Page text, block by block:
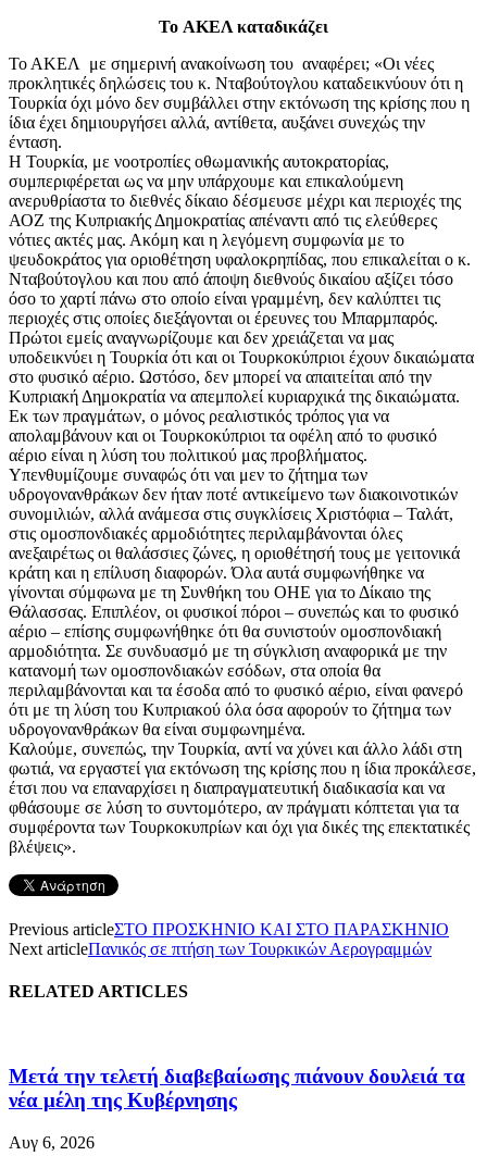
To ΑΚΕΛ καταδικάζει
Το ΑΚΕΛ με σημερινή ανακοίνωση του αναφέρει; «Οι νέες
προκλητικές δηλώσεις του κ. Νταβούτογλου καταδεικνύουν ότι η
Τουρκία όχι μόνο δεν συμβάλλει στην εκτόνωση της κρίσης που η
ίδια έχει δημιουργήσει αλλά, αντίθετα, αυξάνει συνεχώς την
ένταση.
Η Τουρκία, με νοοτροπίες οθωμανικής αυτοκρατορίας,
συμπεριφέρεται ως να μην υπάρχουμε και επικαλούμενη
ανερυθρίαστα το διεθνές δίκαιο δέσμευσε μέχρι και περιοχές της
ΑΟΖ της Κυπριακής Δημοκρατίας απέναντι από τις ελεύθερες
νότιες ακτές μας. Ακόμη και η λεγόμενη συμφωνία με το
ψευδοκράτος για οριοθέτηση υφαλοκρηπίδας, που επικαλείται ο κ.
Νταβούτογλου και που από άποψη διεθνούς δικαίου αξίζει τόσο
όσο το χαρτί πάνω στο οποίο είναι γραμμένη, δεν καλύπτει τις
περιοχές στις οποίες διεξάγονται οι έρευνες του Μπαρμπαρός.
Πρώτοι εμείς αναγνωρίζουμε και δεν χρειάζεται να μας
υποδεικνύει η Τουρκία ότι και οι Τουρκοκύπριοι έχουν δικαιώματα
στο φυσικό αέριο. Ωστόσο, δεν μπορεί να απαιτείται από την
Κυπριακή Δημοκρατία να απεμπολεί κυριαρχικά της δικαιώματα.
Εκ των πραγμάτων, ο μόνος ρεαλιστικός τρόπος για να
απολαμβάνουν και οι Τουρκοκύπριοι τα οφέλη από το φυσικό
αέριο είναι η λύση του πολιτικού μας προβλήματος.
Υπενθυμίζουμε συναφώς ότι ναι μεν το ζήτημα των
υδρογονανθράκων δεν ήταν ποτέ αντικείμενο των διακοινοτικών
συνομιλιών, αλλά ανάμεσα στις συγκλίσεις Χριστόφια – Ταλάτ,
στις ομοσπονδιακές αρμοδιότητες περιλαμβάνονται όλες
ανεξαιρέτως οι θαλάσσιες ζώνες, η οριοθέτησή τους με γειτονικά
κράτη και η επίλυση διαφορών. Όλα αυτά συμφωνήθηκε να
γίνονται σύμφωνα με τη Συνθήκη του ΟΗΕ για το Δίκαιο της
Θάλασσας. Επιπλέον, οι φυσικοί πόροι – συνεπώς και το φυσικό
αέριο – επίσης συμφωνήθηκε ότι θα συνιστούν ομοσπονδιακή
αρμοδιότητα. Σε συνδυασμό με τη σύγκλιση αναφορικά με την
κατανομή των ομοσπονδιακών εσόδων, στα οποία θα
περιλαμβάνονται και τα έσοδα από το φυσικό αέριο, είναι φανερό
ότι με τη λύση του Κυπριακού όλα όσα αφορούν το ζήτημα των
υδρογονανθράκων θα είναι συμφωνημένα.
Καλούμε, συνεπώς, την Τουρκία, αντί να χύνει και άλλο λάδι στη
φωτιά, να εργαστεί για εκτόνωση της κρίσης που η ίδια προκάλεσε,
έτσι που να επαναρχίσει η διαπραγματευτική διαδικασία και να
φθάσουμε σε λύση το συντομότερο, αν πράγματι κόπτεται για τα
συμφέροντα των Τουρκοκυπρίων και όχι για δικές της επεκτατικές
βλέψεις».
Previous articleΣΤΟ ΠΡΟΣΚΗΝΙΟ ΚΑΙ ΣΤΟ ΠΑΡΑΣΚΗΝΙΟ
Next articleΠανικός σε πτήση των Τουρκικών Αερογραμμών
RELATED ARTICLES
Μετά την τελετή διαβεβαίωσης πιάνουν δουλειά τα
νέα μέλη της Κυβέρνησης
Αυγ 6, 2026